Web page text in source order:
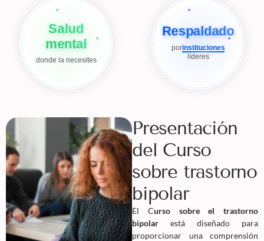
Salud
mental
donde la necesites
Respaldado
porinstituciones
líderes
Presentación
del Curso
sobre trastorno
bipolar
El Curso sobre el trastorno
bipolar está diseñado para
proporcionar una comprensión